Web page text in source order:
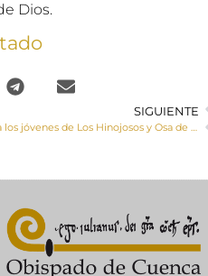
Dios.
SIGUIENTE
Confirmaciones a los jóvenes de Los Hinojosos y Osa de la Vega